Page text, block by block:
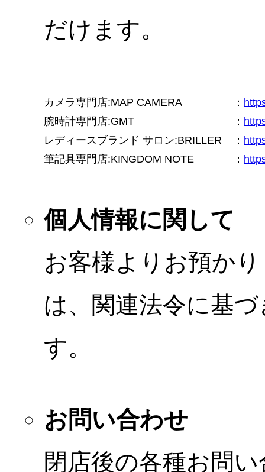
だけます。
カメラ専門店:MAP CAMERA ：
腕時計専門店:GMT
：
レディースブランド サロン:BRILLER
：
筆記具専門店:KINGDOM NOTE
：
個人情報に関して
お客様よりお預か
は、関連法令に基
す。
お問い合わせ
閉店後の各種お問